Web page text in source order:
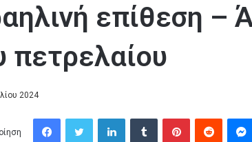
επίθεση –
πετρελαίου
2024